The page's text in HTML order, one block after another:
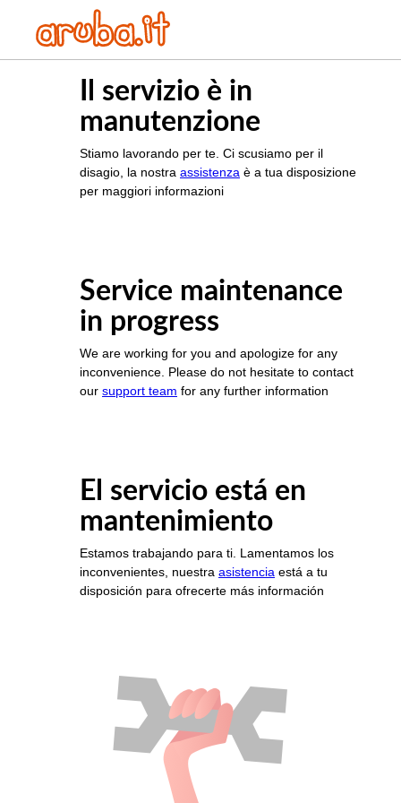
Il servizio è in
manutenzione
Stiamo lavorando per te. Ci scusiamo per il
disagio, la nostra assistenza è a tua disposizione
per maggiori informazioni
Service maintenance
in progress
We are working for you and apologize for any
inconvenience. Please do not hesitate to contact
our support team for any further information
El servicio está en
mantenimiento
Estamos trabajando para ti. Lamentamos los
inconvenientes, nuestra asistencia está a tu
disposición para ofrecerte más información